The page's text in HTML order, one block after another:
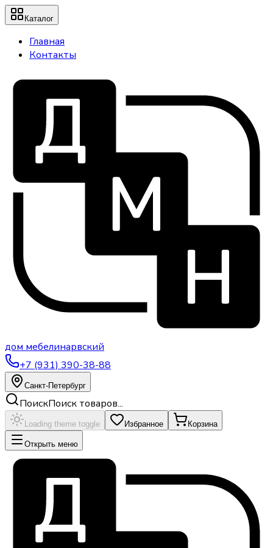
Каталог
Главная
Контакты
дом мебелинарвский
+7 (931) 390-38-88
Санкт-Петербург
ПоискПоиск товаров...
Loading theme toggle Избранное Корзина
Открыть меню